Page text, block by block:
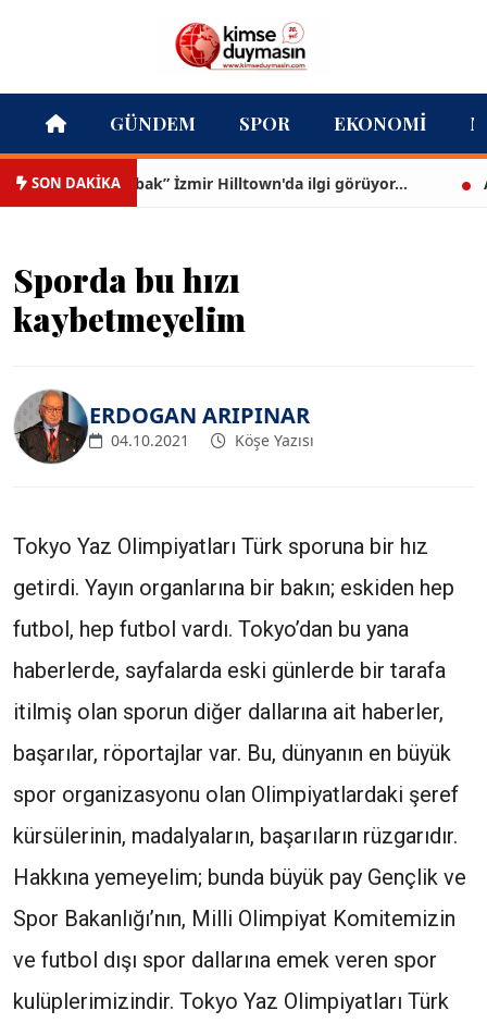
GÜNDEM SPOR EKONOMI
SON DAKİKA
“Bana bir kez bak” İzmir Hilltown'da ilgi görüyor...
Sporda bu hızı
kaybetmeyelim
ERDOGAN ARIPINAR
04.10.2021 Köşe Yazısı
Tokyo Yaz Olimpiyatları Türk sporuna bir hız
getirdi. Yayın organlarına bir bakın; eskiden hep
futbol, hep futbol vardı. Tokyo’dan bu yana
haberlerde, sayfalarda eski günlerde bir tarafa
itilmiş olan sporun diğer dallarına ait haberler,
başarılar, röportajlar var. Bu, dünyanın en büyük
spor organizasyonu olan Olimpiyatlardaki şeref
kürsülerinin, madalyaların, başarıların rüzgarıdır.
Hakkına yemeyelim; bunda büyük pay Gençlik ve
Spor Bakanlığı’nın, Milli Olimpiyat Komitemizin
ve futbol dışı spor dallarına emek veren spor
kulüplerimizindir. Tokyo Yaz Olimpiyatları Türk